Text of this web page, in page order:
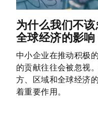
为什么我们不
全球经济的影响
中小企业在推动积极
的贡献往往会被忽视
方、区域和全球经济
着重要作用。